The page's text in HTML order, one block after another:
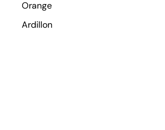
Orange
Ardillon